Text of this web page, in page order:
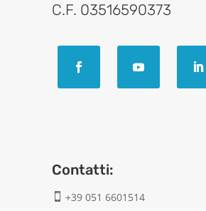
C.F. 03516590373
Contatti:
 +39 051 6601514